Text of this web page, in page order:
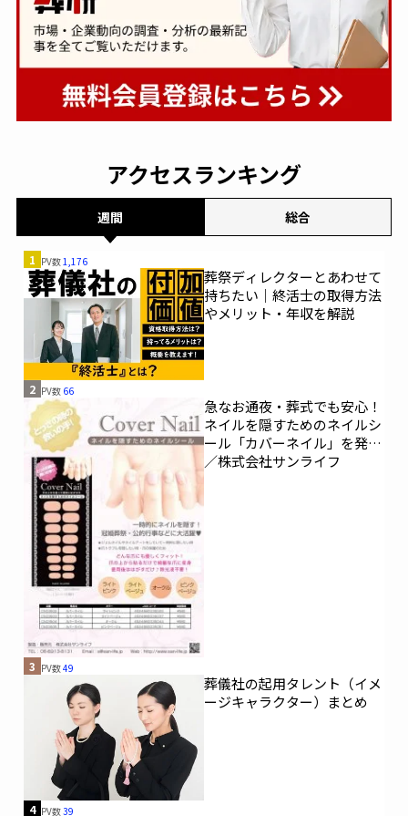
アクセスランキング
週間 総合
1 PV数1,176
葬祭ディレクターとあわせて
持ちたい｜終活士の取得方法
やメリット・年収を解説
2 PV数 66
急なお通夜・葬式でも安心！
ネイルを隠すためのネイルシ
ール「カバーネイル」を発売
／株式会社サンライフ
3 PV数49
葬儀社の起用タレント（イメ
ージキャラクター）まとめ
4 PV数39